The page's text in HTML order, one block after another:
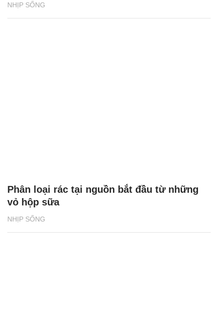
NHỊP SỐNG
NHỊP SỐNG
Phân loại rác tại nguồn bắt đầu từ những
vỏ hộp sữa